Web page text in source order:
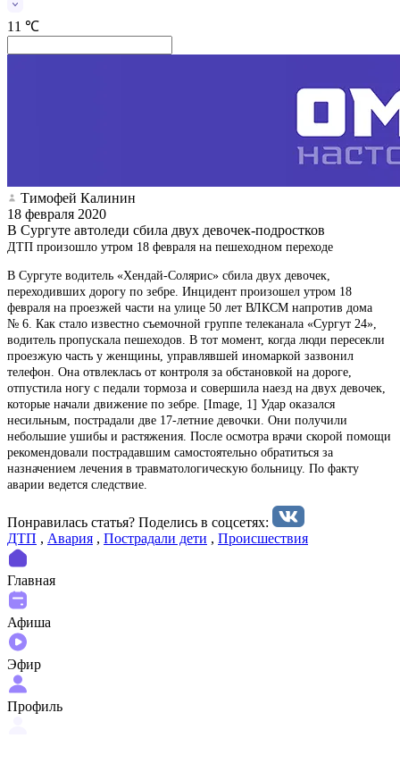
11 ℃
Тимофей Калинин
18 февраля 2020
В Сургуте автоледи сбила двух девочек-подростков
ДТП произошло утром 18 февраля на пешеходном переходе
В Сургуте водитель «Хендай-Солярис» сбила двух девочек,
переходивших дорогу по зебре. Инцидент произошел утром 18
февраля на проезжей части на улице 50 лет ВЛКСМ напротив дома
№ 6. Как стало известно съемочной группе телеканала «Сургут 24»,
водитель пропускала пешеходов. В тот момент, когда люди пересекли
проезжую часть у женщины, управлявшей иномаркой зазвонил
телефон. Она отвлеклась от контроля за обстановкой на дороге,
отпустила ногу с педали тормоза и совершила наезд на двух девочек,
которые начали движение по зебре. [Image, 1] Удар оказался
несильным, пострадали две 17-летние девочки. Они получили
небольшие ушибы и растяжения. После осмотра врачи скорой помощи
рекомендовали пострадавшим самостоятельно обратиться за
назначением лечения в травматологическую больницу. По факту
аварии ведется следствие.
Понравилась статья? Поделиcь в соцсетях:
ДТП , Авария , Пострадали дети , Происшествия
Главная
Афиша
Эфир
Профиль